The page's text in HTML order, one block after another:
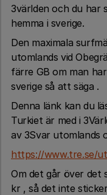
3världen och du har
hemma i sverige.
Den maximala
utomlands vid
färre GB om man
sverige så att säga .
Denna länk kan du
Turkiet är med i
av 3Svar utomlands
https://www.tre.se/
Om det går över det
kr , så det inte